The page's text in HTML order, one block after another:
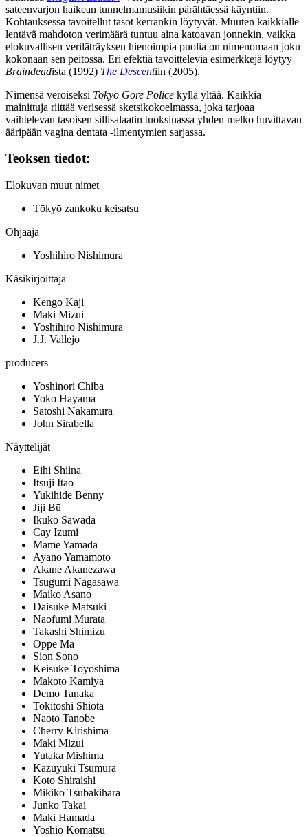
sateenvarjon haikean tunnelmamusiikin pärähtäessä käyntiin.
Kohtauksessa tavoitellut tasot kerrankin löytyvät. Muuten kaikkialle
lentävä mahdoton verimäärä tuntuu aina katoavan jonnekin, vaikka
elokuvallisen veriläträyksen hienoimpia puolia on nimenomaan joku
kokonaan sen peitossa. Eri efektiä tavoittelevia esimerkkejä löytyy
Braindeadista (1992) The Descentiin (2005).
Nimensä veroiseksi Tokyo Gore Police kyllä yltää. Kaikkia
mainittuja riittää verisessä sketsikokoelmassa, joka tarjoaa
vaihtelevan tasoisen sillisalaatin tuoksinassa yhden melko huvittavan
ääripään vagina dentata ‑ilmentymien sarjassa.
Teoksen tiedot:
Elokuvan muut nimet
Tōkyō zankoku keisatsu
Ohjaaja
Yoshihiro Nishimura
Käsikirjoittaja
Kengo Kaji
Maki Mizui
Yoshihiro Nishimura
J.J. Vallejo
producers
Yoshinori Chiba
Yoko Hayama
Satoshi Nakamura
John Sirabella
Näyttelijät
Eihi Shiina
Itsuji Itao
Yukihide Benny
Jiji Bū
Ikuko Sawada
Cay Izumi
Mame Yamada
Ayano Yamamoto
Akane Akanezawa
Tsugumi Nagasawa
Maiko Asano
Daisuke Matsuki
Naofumi Murata
Takashi Shimizu
Oppe Ma
Sion Sono
Keisuke Toyoshima
Makoto Kamiya
Demo Tanaka
Tokitoshi Shiota
Naoto Tanobe
Cherry Kirishima
Maki Mizui
Yutaka Mishima
Kazuyuki Tsumura
Koto Shiraishi
Mikiko Tsubakihara
Junko Takai
Maki Hamada
Yoshio Komatsu